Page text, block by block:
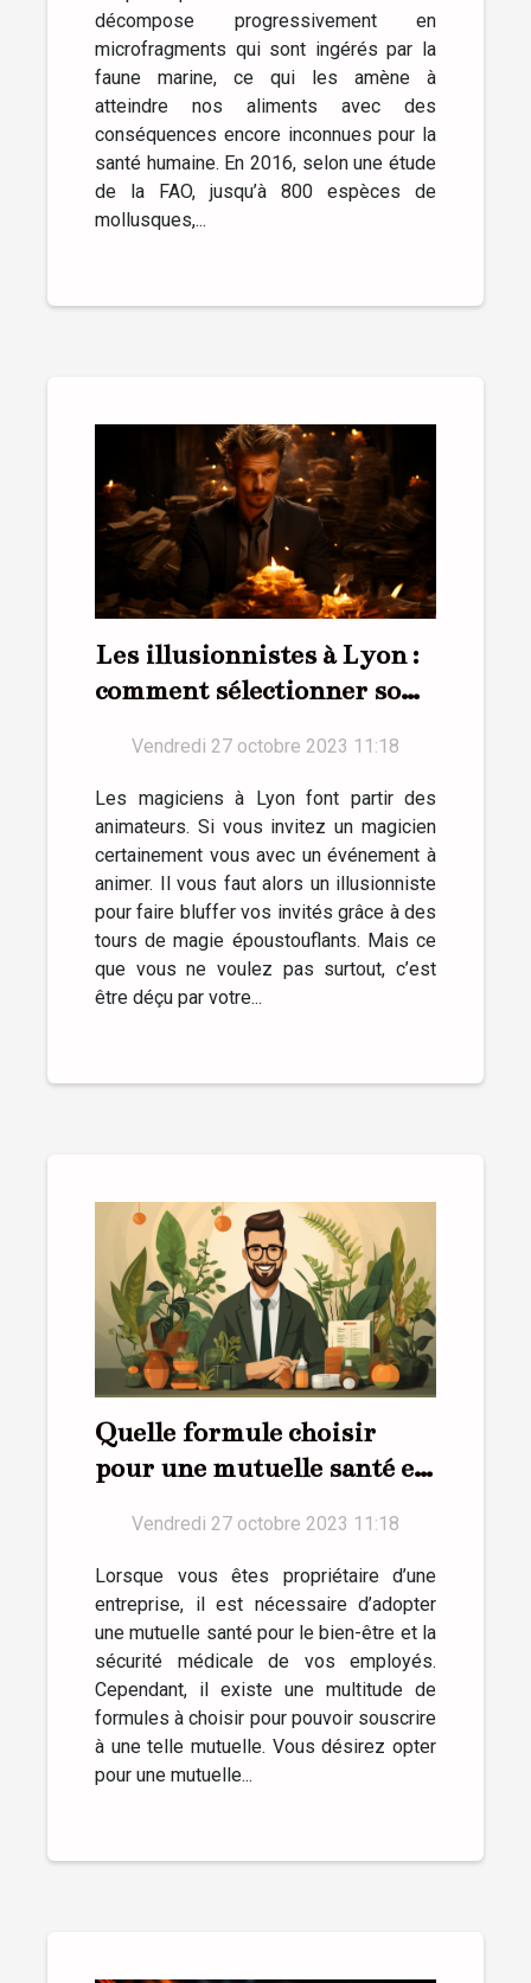
décompose progressivement en
microfragments qui sont ingérés par la
faune marine, ce qui les amène à
atteindre nos aliments avec des
conséquences encore inconnues pour la
santé humaine. En 2016, selon une étude
de la FAO, jusqu’à 800 espèces de
mollusques,...
Les illusionnistes à Lyon :
comment sélectionner son
Vendredi 27 octobre 2023 11:18
Les magiciens à Lyon font partir des
animateurs. Si vous invitez un magicien
certainement vous avec un événement à
animer. Il vous faut alors un illusionniste
pour faire bluffer vos invités grâce à des
tours de magie époustouflants. Mais ce
que vous ne voulez pas surtout, c’est
être déçu par votre...
Quelle formule choisir
pour une mutuelle santé en
Vendredi 27 octobre 2023 11:18
Lorsque vous êtes propriétaire d’une
entreprise, il est nécessaire d’adopter
une mutuelle santé pour le bien-être et la
sécurité médicale de vos employés.
Cependant, il existe une multitude de
formules à choisir pour pouvoir souscrire
à une telle mutuelle. Vous désirez opter
pour une mutuelle...